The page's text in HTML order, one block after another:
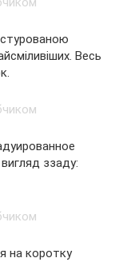
Весь
ззаду:
на коротку